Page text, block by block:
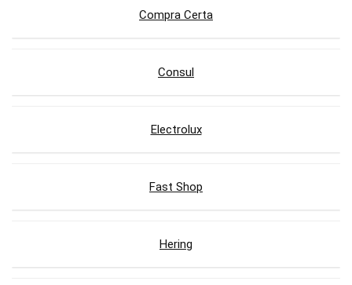
Compra Certa
Consul
Electrolux
Fast Shop
Hering